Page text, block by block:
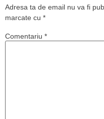
Adresa ta de email nu va fi
marcate cu *
Comentariu *